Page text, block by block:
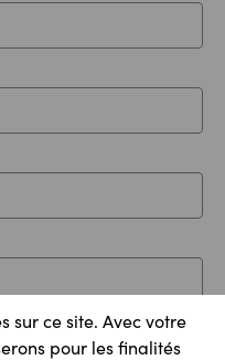
sur ce site. Avec votre
pour les finalités